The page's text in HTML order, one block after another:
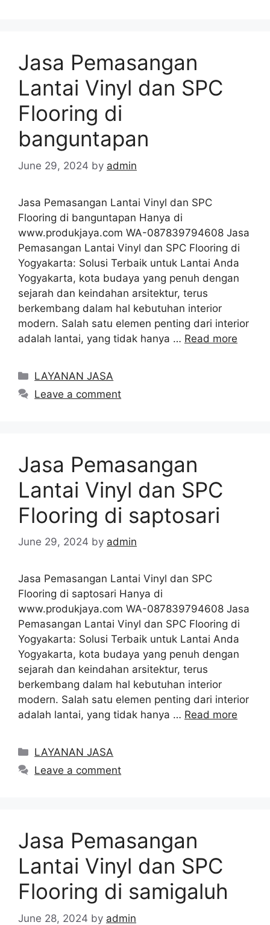
Jasa Pemasangan
Lantai Vinyl dan SPC
Flooring di
banguntapan
June 29, 2024 by admin
Jasa Pemasangan Lantai Vinyl dan SPC
Flooring di banguntapan Hanya di
www.produkjaya.com WA-087839794608 Jasa
Pemasangan Lantai Vinyl dan SPC Flooring di
Yogyakarta: Solusi Terbaik untuk Lantai Anda
Yogyakarta, kota budaya yang penuh dengan
sejarah dan keindahan arsitektur, terus
berkembang dalam hal kebutuhan interior
modern. Salah satu elemen penting dari interior
adalah lantai, yang tidak hanya … Read more
Categories
LAYANAN JASA
Leave a comment
Jasa Pemasangan
Lantai Vinyl dan SPC
Flooring di saptosari
June 29, 2024 by admin
Jasa Pemasangan Lantai Vinyl dan SPC
Flooring di saptosari Hanya di
www.produkjaya.com WA-087839794608 Jasa
Pemasangan Lantai Vinyl dan SPC Flooring di
Yogyakarta: Solusi Terbaik untuk Lantai Anda
Yogyakarta, kota budaya yang penuh dengan
sejarah dan keindahan arsitektur, terus
berkembang dalam hal kebutuhan interior
modern. Salah satu elemen penting dari interior
adalah lantai, yang tidak hanya … Read more
Categories
LAYANAN JASA
Leave a comment
Jasa Pemasangan
Lantai Vinyl dan SPC
Flooring di samigaluh
June 28, 2024 by admin